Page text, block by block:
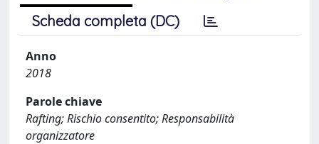
Scheda completa (DC)
Anno
2018
Parole chiave
Rafting; Rischio consentito; Responsabilità
organizzatore